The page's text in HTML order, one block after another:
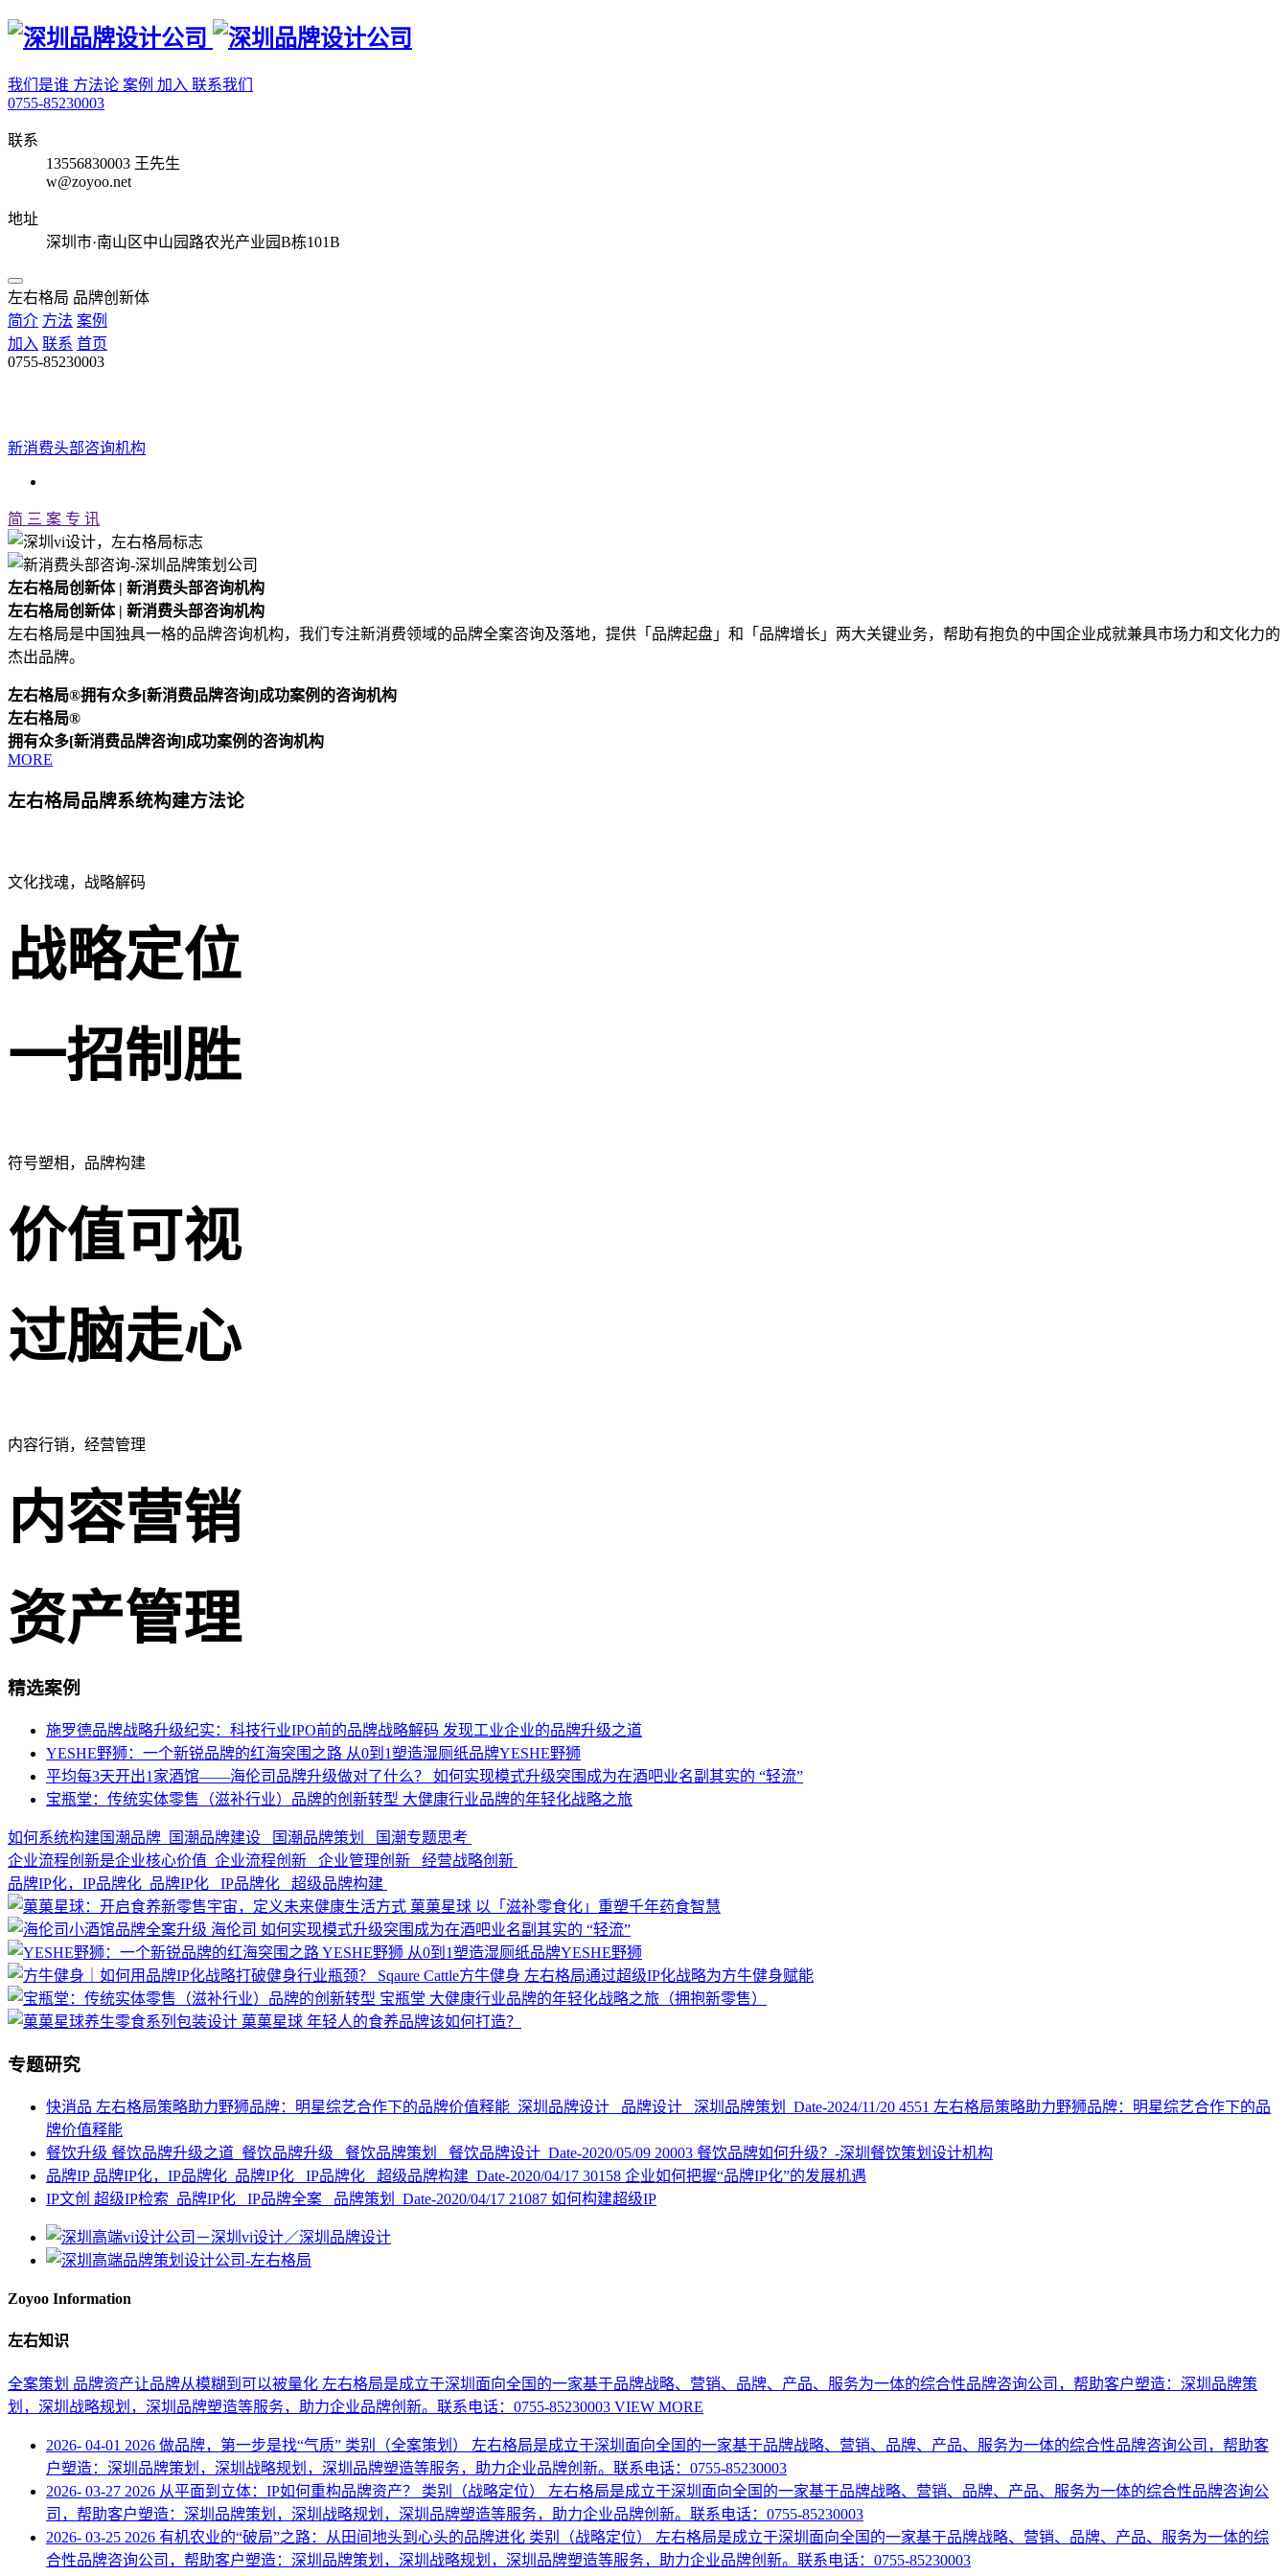
我们是谁 方法论 案例 加入 联系我们
0755-85230003
联系
13556830003 王先生
w@zoyoo.net
地址
深圳市·南山区中山园路农光产业园B栋101B
左右格局 品牌创新体
简介 方法 案例
加入 联系 首页
0755-85230003
新消费头部咨询机构
简 三 案 专 讯
左右格局创新体 | 新消费头部咨询机构
左右格局创新体 | 新消费头部咨询机构
左右格局是中国独具一格的品牌咨询机构，我们专注新消费领域的品牌全案咨询及落地，提供「品牌起盘」和「品牌增长」两大关键业务，帮助有抱负的中国企业成就兼具市场力和文化力的
杰出品牌。
左右格局®拥有众多[新消费品牌咨询]成功案例的咨询机构
左右格局®
拥有众多[新消费品牌咨询]成功案例的咨询机构
MORE
左右格局品牌系统构建方法论
文化找魂，战略解码
战略定位
一招制胜
符号塑相，品牌构建
价值可视
过脑走心
内容行销，经营管理
内容营销
资产管理
精选案例
施罗德品牌战略升级纪实：科技行业IPO前的品牌战略解码 发现工业企业的品牌升级之道
YESHE野狮：一个新锐品牌的红海突围之路 从0到1塑造湿厕纸品牌YESHE野狮
平均每3天开出1家酒馆——海伦司品牌升级做对了什么？ 如何实现模式升级突围成为在酒吧业名副其实的 “轻流”
宝瓶堂：传统实体零售（滋补行业）品牌的创新转型 大健康行业品牌的年轻化战略之旅
如何系统构建国潮品牌
国潮品牌建设 国潮品牌策划 国潮专题思考
企业流程创新是企业核心价值 企业流程创新 企业管理创新 经营战略创新
品牌IP化，IP品牌化 品牌IP化 IP品牌化 超级品牌构建
菓菓星球 以「滋补零食化」重塑千年药食智慧
海伦司 如何实现模式升级突围成为在酒吧业名副其实的 “轻流”
YESHE野狮 从0到1塑造湿厕纸品牌YESHE野狮
Sqaure Cattle方牛健身 左右格局通过超级IP化战略为方牛健身赋能
宝瓶堂 大健康行业品牌的年轻化战略之旅（拥抱新零售）
菓菓星球 年轻人的食养品牌该如何打造？
专题研究
快消品 左右格局策略助力野狮品牌：明星综艺合作下的品牌价值释能 深圳品牌设计 品牌设计 深圳品牌策划 Date-2024/11/20 4551 左右格局策略助力野狮品牌：明星综艺合作下的品
牌价值释能
餐饮升级 餐饮品牌升级之道 餐饮品牌升级 餐饮品牌策划 餐饮品牌设计 Date-2020/05/09 20003 餐饮品牌如何升级？-深圳餐饮策划设计机构
品牌IP 品牌IP化，IP品牌化 品牌IP化 IP品牌化 超级品牌构建 Date-2020/04/17 30158 企业如何把握“品牌IP化”的发展机遇
IP文创 超级IP检索 品牌IP化 IP品牌全案 品牌策划 Date-2020/04/17 21087 如何构建超级IP
Zoyoo Information
左右知识
全案策划 品牌资产让品牌从模糊到可以被量化 左右格局是成立于深圳面向全国的一家基于品牌战略、营销、品牌、产品、服务为一体的综合性品牌咨询公司，帮助客户塑造：深圳品牌策
划，深圳战略规划，深圳品牌塑造等服务，助力企业品牌创新。联系电话：0755-85230003 VIEW MORE
2026- 04-01 2026 做品牌，第一步是找“气质” 类别（全案策划） 左右格局是成立于深圳面向全国的一家基于品牌战略、营销、品牌、产品、服务为一体的综合性品牌咨询公司，帮助客
户塑造：深圳品牌策划，深圳战略规划，深圳品牌塑造等服务，助力企业品牌创新。联系电话：0755-85230003
2026- 03-27 2026 从平面到立体：IP如何重构品牌资产？ 类别（战略定位） 左右格局是成立于深圳面向全国的一家基于品牌战略、营销、品牌、产品、服务为一体的综合性品牌咨询公
司，帮助客户塑造：深圳品牌策划，深圳战略规划，深圳品牌塑造等服务，助力企业品牌创新。联系电话：0755-85230003
2026- 03-25 2026 有机农业的“破局”之路：从田间地头到心头的品牌进化 类别（战略定位） 左右格局是成立于深圳面向全国的一家基于品牌战略、营销、品牌、产品、服务为一体的综
合性品牌咨询公司，帮助客户塑造：深圳品牌策划，深圳战略规划，深圳品牌塑造等服务，助力企业品牌创新。联系电话：0755-85230003